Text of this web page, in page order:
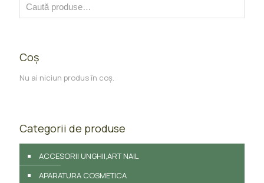
Coș
Nu ai niciun produs în coș.
Categorii de produse
ACCESORII UNGHII,ART NAIL
APARATURA COSMETICA